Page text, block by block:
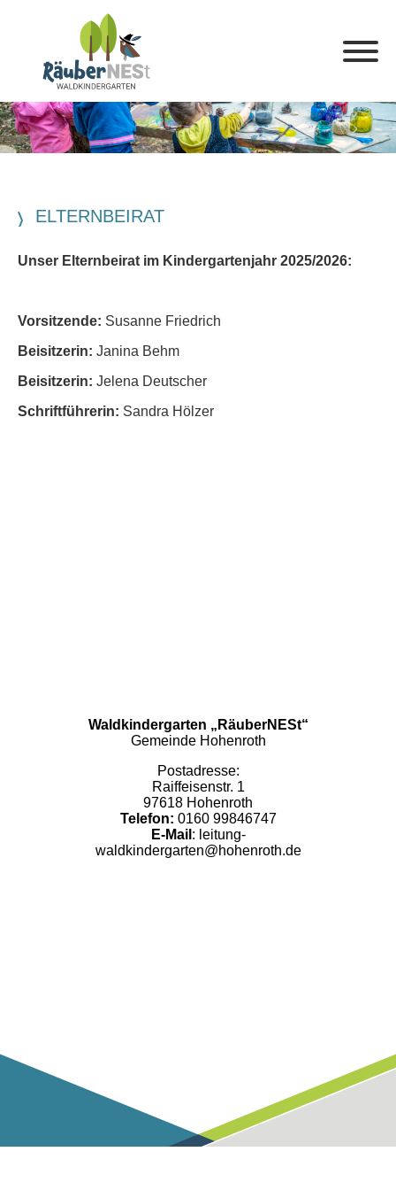
ELTERNBEIRAT
Unser Elternbeirat im Kindergartenjahr 2025/2026:
Vorsitzende: Susanne Friedrich
Beisitzerin: Janina Behm
Beisitzerin: Jelena Deutscher
Schriftführerin: Sandra Hölzer
Waldkindergarten „RäuberNESt“
Gemeinde Hohenroth
Postadresse:
Raiffeisenstr. 1
97618 Hohenroth
Telefon: 0160 99846747
E-Mail : leitung-
waldkindergarten@hohenroth.de